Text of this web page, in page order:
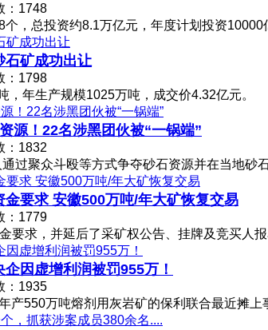
：1748
，总投资约8.1万亿元，年度计划投资
石矿成功出让
：1798
年生产规模1025万吨，成交价4.32亿元。
源！22名涉黑团伙被“一锅端”
：1832
过聚众斗殴等方式争夺砂石资源并在当地砂
金要求 安徽500万吨/年大矿恢复交易
：1779
要求，并延后了采矿权公告、挂牌及竞买人报
因虚增利润被罚955万！
：1935
产550万吨熔剂用灰岩矿的保利联合最近摊上